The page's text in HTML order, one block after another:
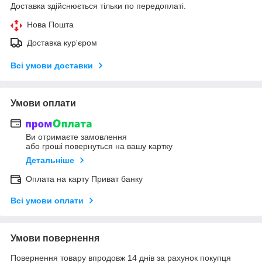
Доставка здійснюється тільки по передоплаті.
Нова Пошта
Доставка кур'єром
Всі умови доставки
Умови оплати
Ви отримаєте замовлення
або гроші повернуться на вашу картку
Детальніше
Оплата на карту Приват банку
Всі умови оплати
Умови повернення
Повернення товару впродовж 14 днів за рахунок покупця